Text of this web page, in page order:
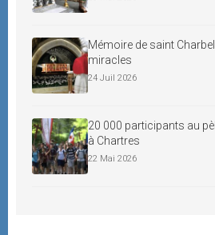
Mémoire de saint
miracles
24 Juil 2026
20 000 participants au
à Chartres
22 Mai 2026